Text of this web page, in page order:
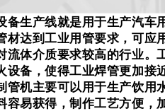
备生产线就是用于生产汽车
材达到工业用管要求，可应
流体介质要求较高的行业。
设备，使得工业焊管更加接
管机主要可以用于生产饮用
容易获得，制作工艺方便，